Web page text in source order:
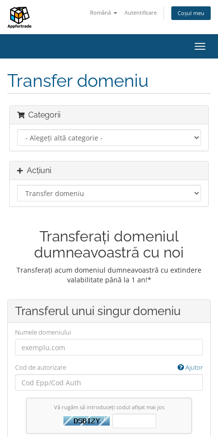
Română Autentificare Coșul meu
Transfer domeniu
Categorii
Acțiuni
Transferați domeniul
dumneavoastră cu noi
Transferați acum domeniul dumneavoastră cu extindere
valabilitate până la 1 an!*
Transferul unui singur domeniu
Numele domeniului
Cod de autorizare Ajutor
Vă rugăm să introduceți codul afișat mai jos